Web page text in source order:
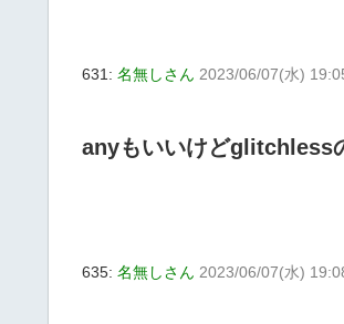
631: 名無しさん 2023/06/07(水)
anyもいいけどglitchless
635: 名無しさん 2023/06/07(水)